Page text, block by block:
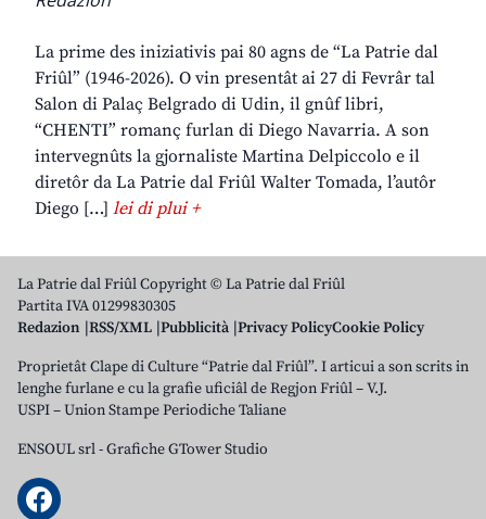
La prime des iniziativis pai 80 agns de “La Patrie dal
Friûl” (1946-2026). O vin presentât ai 27 di Fevrâr tal
Salon di Palaç Belgrado di Udin, il gnûf libri,
“CHENTI” romanç furlan di Diego Navarria. A son
intervegnûts la gjornaliste Martina Delpiccolo e il
diretôr da La Patrie dal Friûl Walter Tomada, l’autôr
Diego […] lei di plui +
La Patrie dal Friûl Copyright © La Patrie dal Friûl
Partita IVA 01299830305
Redazion RSS/XML Pubblicità Privacy PolicyCookie Policy
Proprietât Clape di Culture “Patrie dal Friûl”. I articui a son scrits in
lenghe furlane e cu la grafie uficiâl de Regjon Friûl – V.J.
USPI – Union Stampe Periodiche Taliane
ENSOUL srl-Grafiche GTower Studio